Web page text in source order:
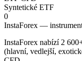
Syntetické ETF
0
InstaForex —
InstaForex nabízí 2
(hlavní, vedlejší,